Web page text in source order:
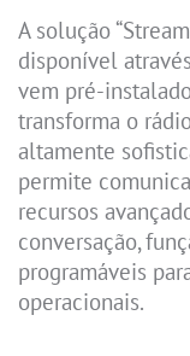
A solução
disponível
vem pré-
transforma o
altamente
permite
recursos
conversação,
programáveis
operacionais.